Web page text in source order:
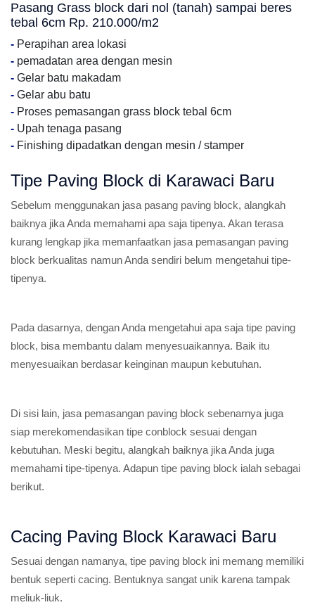
Pasang Grass block dari nol (tanah) sampai beres
tebal 6cm Rp. 210.000/m2
- Perapihan area lokasi
- pemadatan area dengan mesin
- Gelar batu makadam
- Gelar abu batu
- Proses pemasangan grass block tebal 6cm
- Upah tenaga pasang
- Finishing dipadatkan dengan mesin / stamper
Tipe Paving Block di Karawaci Baru
Sebelum menggunakan jasa pasang paving block, alangkah
baiknya jika Anda memahami apa saja tipenya. Akan terasa
kurang lengkap jika memanfaatkan jasa pemasangan paving
block berkualitas namun Anda sendiri belum mengetahui tipe-
tipenya.
Pada dasarnya, dengan Anda mengetahui apa saja tipe paving
block, bisa membantu dalam menyesuaikannya. Baik itu
menyesuaikan berdasar keinginan maupun kebutuhan.
Di sisi lain, jasa pemasangan paving block sebenarnya juga
siap merekomendasikan tipe conblock sesuai dengan
kebutuhan. Meski begitu, alangkah baiknya jika Anda juga
memahami tipe-tipenya. Adapun tipe paving block ialah sebagai
berikut.
Cacing Paving Block Karawaci Baru
Sesuai dengan namanya, tipe paving block ini memang memiliki
bentuk seperti cacing. Bentuknya sangat unik karena tampak
meliuk-liuk.